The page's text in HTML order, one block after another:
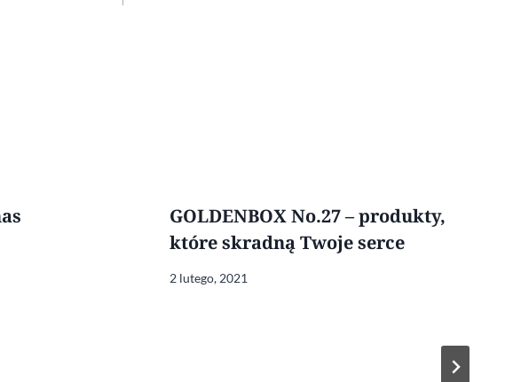
GOLDENBOX No.27 – produkty,
które skradną Twoje serce
2 lutego, 2021